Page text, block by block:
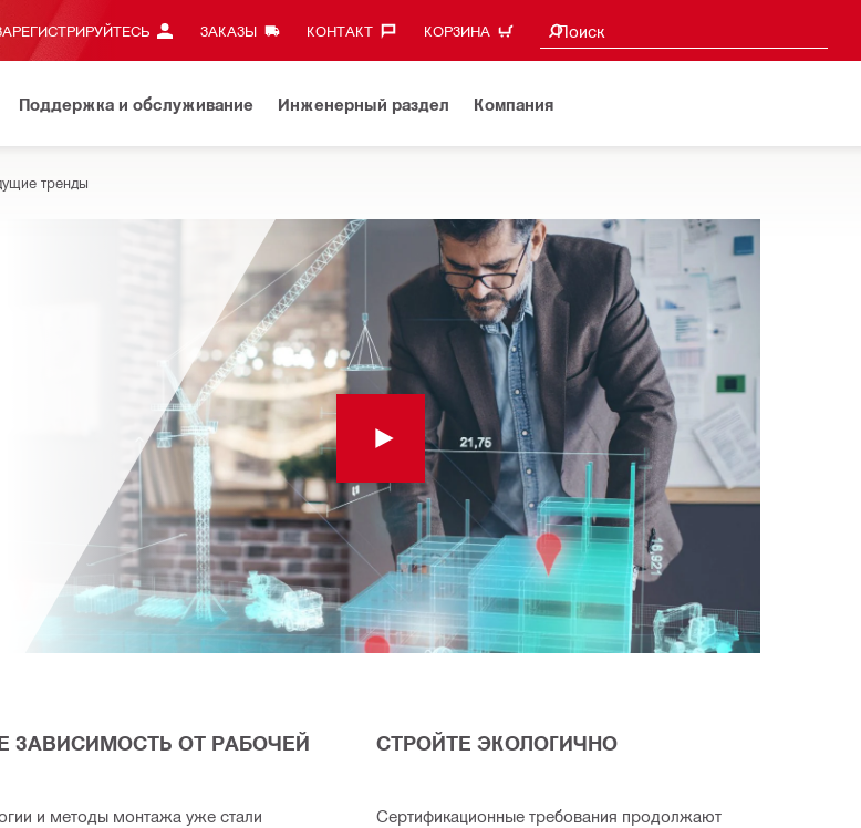
ЗАКАЗЫ КОНТАКТ‎ КОРЗИНА Поиск
Поиск предложений
Поддержка и обслуживание Инженерный раздел Компания
тренды
ЗАВИСИМОСТЬ ОТ РАБОЧЕЙ
и методы монтажа уже стали
СТРОЙТЕ ЭКОЛОГИЧНО
Сертификационные требования продолжают